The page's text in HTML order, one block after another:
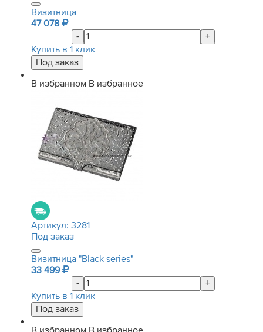
Визитница
47 078
-
+
Купить в 1 клик
В избранном В избранное
Артикул: 3281
Под заказ
Визитница "Black series"
33 499
-
+
Купить в 1 клик